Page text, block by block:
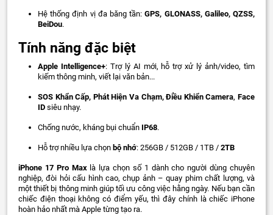
Hệ thống định vị đa băng tần:GPS, GLONASS, Galileo, QZSS,
BeiDou.
Tính năng đặc biệt
Apple Intelligence+: Trợ lý AI mới, hỗ trợ xử lý ảnh/video, tìm
kiếm thông minh, viết lại văn bản...
SOS Khẩn Cấp, Phát Hiện Va Chạm, Điều Khiển Camera,Face
ID siêu nhạy.
Chống nước, kháng bụi chuẩn IP68.
Hỗ trợ nhiều lựa chọn bộ nhớ: 256GB / 512GB / 1TB / 2TB
iPhone 17 Pro Maxlà lựa chọn số 1 dành cho người dùng chuyên
nghiệp, đòi hỏi cấu hình cao, chụp ảnh – quay phim chất lượng, và
một thiết bị thông minh giúp tối ưu công việc hằng ngày. Nếu bạn cần
chiếc điện thoại không có điểm yếu, thì đây chính là chiếc iPhone
hoàn hảo nhất mà Apple từng tạo ra.